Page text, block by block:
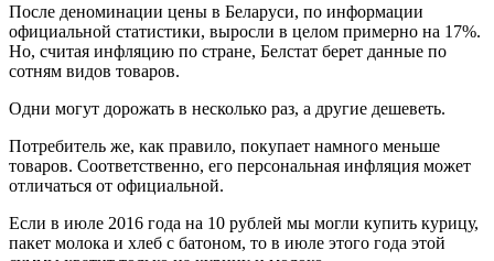
После деноминации цены в Беларуси, по информации
официальной статистики, выросли в целом примерно на 17%.
Но, считая инфляцию по стране, Белстат берет данные по
сотням видов товаров.
Одни могут дорожать в несколько раз, а другие дешеветь.
Потребитель же, как правило, покупает намного меньше
товаров. Соответственно, его персональная инфляция может
отличаться от официальной.
Если в июле 2016 года на 10 рублей мы могли купить курицу,
пакет молока и хлеб с батоном, то в июле этого года этой